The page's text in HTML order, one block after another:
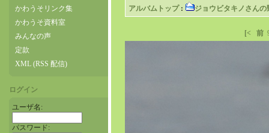
かわうそリンク集
かわうそ資料室
みんなの声
定款
XML (RSS 配信)
ログイン
ユーザ名:
パスワード:
アルバムトップ: ジョウビタキノさんの
[< 前